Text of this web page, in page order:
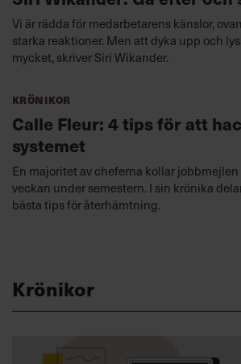
Vi är rädda för medarbetarens känslor,
starka reaktioner. Men att dyka upp och
mycket, skriver Siri Wikander.
Krönikor
Calle Fleur: 4 tips för att
systemet
En majoritet av cheferna kollar
veckan under semestern. I sin krönika
bästa tips för återhämtning.
Krönikor